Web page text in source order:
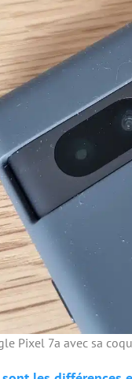
Pixel 7a avec sa